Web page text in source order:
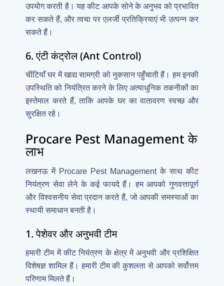
उपयोग करती है। यह कीट आपके सोने के अनुभव को प्रभावित
कर सकते हैं, और त्वचा पर एलर्जी प्रतिक्रियाएं भी उत्पन्न कर
सकते हैं।
6. एंटी कंट्रोल (Ant Control)
चींटियाँ घर में खाद्य सामग्री को नुकसान पहुँचाती हैं। हम इनकी
उपस्थिति को नियंत्रित करने के लिए अत्याधुनिक तकनीकों का
इस्तेमाल करते हैं, ताकि आपके घर का वातावरण स्वच्छ और
सुरक्षित रहे।
Procare Pest Management के
लाभ
लखनऊ में Procare Pest Management के साथ कीट
नियंत्रण सेवा लेने के कई फायदे हैं। हम आपको गुणवत्तापूर्ण
और विश्वसनीय सेवा प्रदान करते हैं, जो आपकी समस्याओं का
स्थायी समाधान बनती है।
1. पेशेवर और अनुभवी टीम
हमारी टीम में कीट नियंत्रण के क्षेत्र में अनुभवी और प्रशिक्षित
विशेषज्ञ शामिल हैं। हमारी टीम की कुशलता से आपको सर्वोत्तम
परिणाम मिलते हैं।